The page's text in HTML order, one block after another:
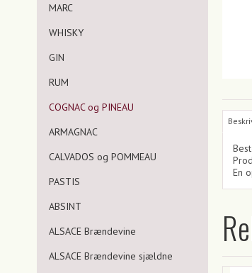
MARC
WHISKY
GIN
RUM
COGNAC og PINEAU
ARMAGNAC
CALVADOS og POMMEAU
PASTIS
ABSINT
ALSACE Brændevine
ALSACE Brændevine sjældne
En